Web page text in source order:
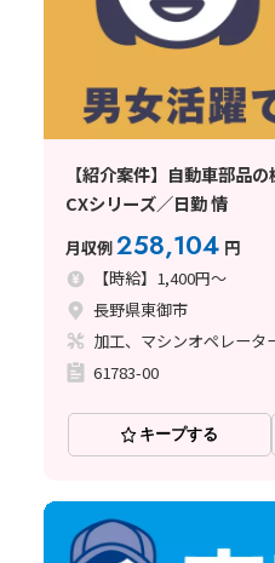
【紹介案件】自動車部品
CXシリーズ／日勤 情
月収例258,104 円
【時給】1,400円～
長野県東御市
加工、マシンオペレータ
61783-00
キープする